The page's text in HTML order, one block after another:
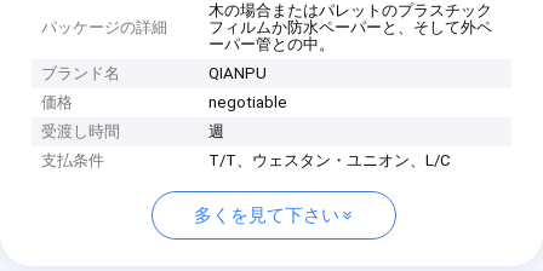
パッケージの詳細
木の場合またはパレットのプラスチック
フィルムか防水ペーパーと、そして外ペ
ーパー管との中。
ブランド名
QIANPU
価格
negotiable
受渡し時間
週
支払条件
T/T、ウェスタン・ユニオン、L/C
多くを見て下さい